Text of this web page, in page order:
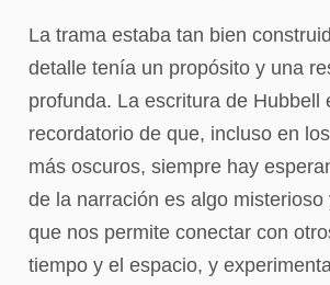
La trama estaba tan bien
detalle tenía un propósito y una
profunda. La escritura de Hubbell
recordatorio de que, incluso en
más oscuros, siempre hay
de la narración es algo misterioso
que nos permite conectar con
tiempo y el espacio, y